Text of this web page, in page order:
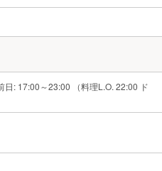
日: 17:00～23:00 （料理L.O. 22:00 ド